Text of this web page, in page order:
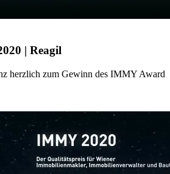
| Reagil
herzlich zum Gewinn des IMMY Award